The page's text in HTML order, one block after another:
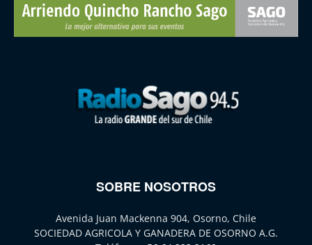
SOBRE NOSOTROS
Avenida Juan Mackenna 904, Osorno, Chile
SOCIEDAD AGRICOLA Y GANADERA DE OSORNO A.G.